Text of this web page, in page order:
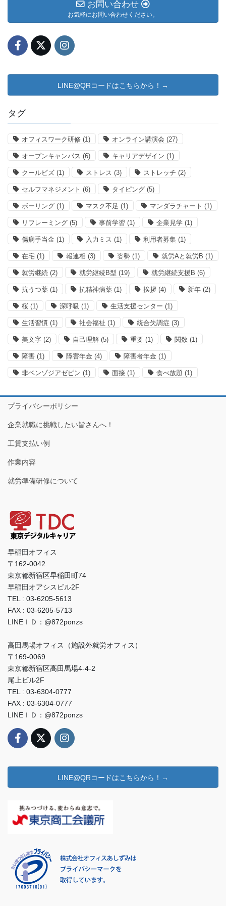
お問い合わせ
お気軽にお問い合わせください。
LINE@QRコードはこちらから！→
タグ
オフィスワーク研修 (1) オンライン講演会 (27)
オープンキャンパス (6) キャリアデザイン (1)
クールビズ (1) ストレス (3) ストレッチ (2)
セルフマネジメント (6) タイピング (5)
ボーリング (1) マスク不足 (1) マンダラチャート (1)
リフレーミング (5) 事前学習 (1) 企業見学 (1)
傷病手当金 (1) 入力ミス (1) 利用者募集 (1)
在宅 (1) 報連相 (3) 姿勢 (1) 就労Aと就労B (1)
就労継続 (2) 就労継続B型 (19) 就労継続支援B (6)
抗うつ薬 (1) 抗精神病薬 (1) 挨拶 (4) 新年 (2)
桜 (1) 深呼吸 (1) 生活支援センター (1)
生活習慣 (1) 社会福祉 (1) 統合失調症 (3)
美文字 (2) 自己理解 (5) 重要 (1) 関数 (1)
障害 (1) 障害年金 (4) 障害者年金 (1)
非ベンゾジアゼピン (1) 面接 (1) 食べ放題 (1)
プライバシーポリシー
企業就職に挑戦したい皆さんへ！
工賃支払い例
作業内容
就労準備研修について
早稲田オフィス
〒162-0042
東京都新宿区早稲田町74
早稲田オアシスビル2F
TEL : 03-6205-5613
FAX : 03-6205-5713
LINEＩＤ：@872ponzs
高田馬場オフィス（施設外就労オフィス）
〒169-0069
東京都新宿区高田馬場4-4-2
尾上ビル2F
TEL : 03-6304-0777
FAX : 03-6304-0777
LINEＩＤ：@872ponzs
LINE@QRコードはこちらから！→